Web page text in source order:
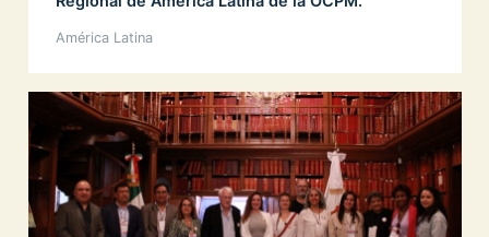
América Latina